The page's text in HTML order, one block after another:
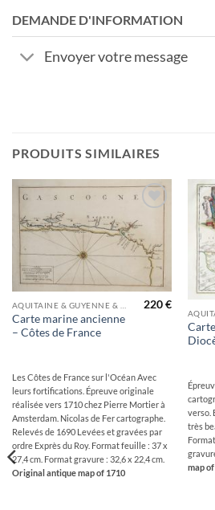
DEMANDE D'INFORMATION
Envoyer votre message
PRODUITS SIMILAIRES
Ajouter
wishlist
Carte marine ancienne
– Côtes de France
220€
Les Côtes de France sur l'Océan Avec
leurs fortifications. Épreuve originale
réalisée vers 1710 chez Pierre Mortier à
Amsterdam. Nicolas de Fer cartographe.
Relevés de 1690 Levées et gravées par
ordre Exprès du Roy. Format feuille : 37 x
27,4 cm. Format gravure : 32,6 x 22,4 cm.
Original antique map of 1710
verso.
très
map